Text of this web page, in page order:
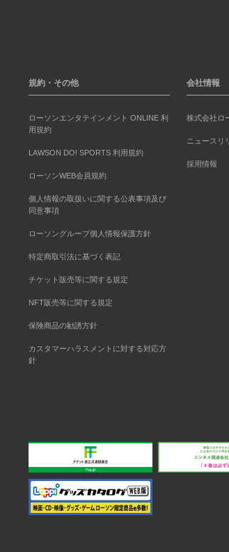
規約・その他
ローソンエンタテインメント ONLINE 利
用規約
LAWSON DO! SPORTS 利用規約
ローソンWEB会員規約
個人情報の取扱いに関する公表事項及び
同意事項
ローソングループ個人情報保護方針
特定商取引法に基づく表記
チケット販売等に関する規定
NFT販売等に関する規定
保険商品の勧誘方針
カスタマーハラスメントに対する対応方
針
会社情報
株式会社ロ
ニュースリ
採用情報